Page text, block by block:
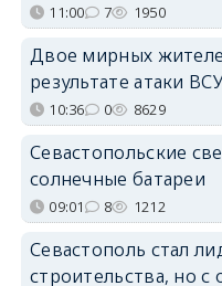
11:00 7 1950
Двое мирных
результате атаки
10:36 0 8629
Севастопольские
солнечные батареи
09:01 8 1212
Севастополь стал
строительства, но